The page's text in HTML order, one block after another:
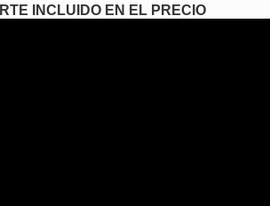
INCLUIDO EN EL PRECIO